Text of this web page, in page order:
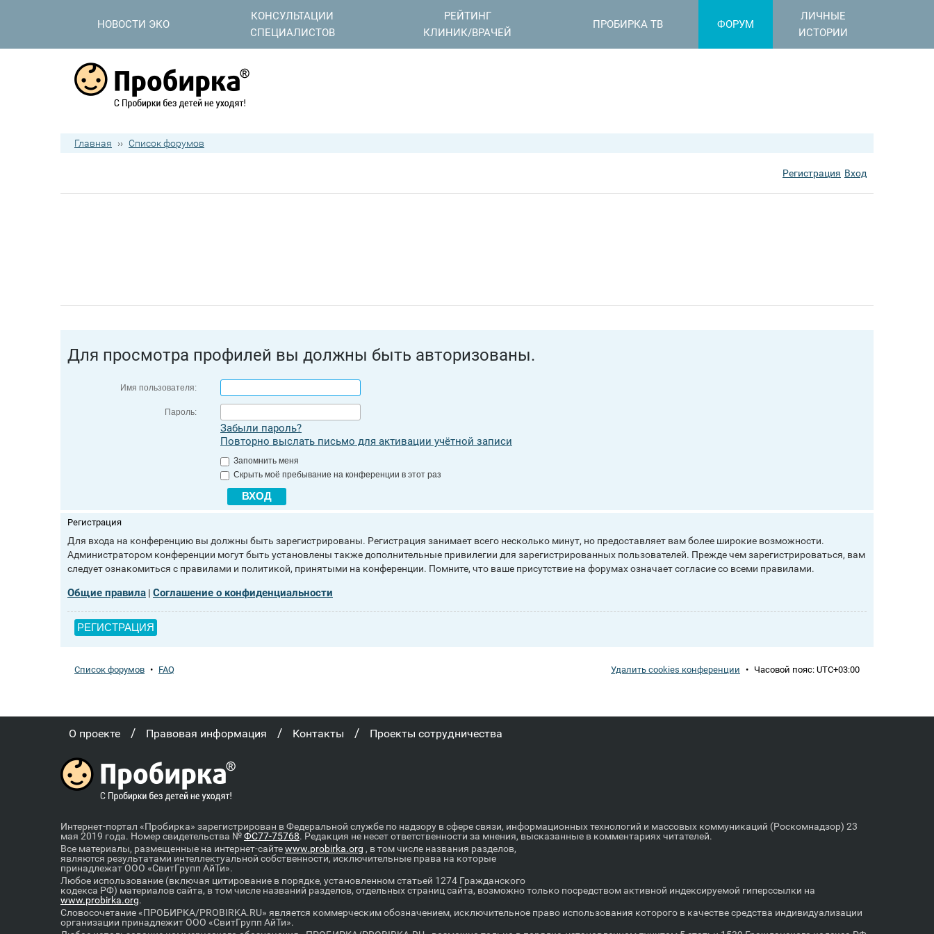
НОВОСТИ ЭКО
КОНСУЛЬТАЦИИ
СПЕЦИАЛИСТОВ
РЕЙТИНГ
КЛИНИК/ВРАЧЕЙ
ПРОБИРКА ТВ ФОРУМ
ЛИЧНЫЕ
ИСТОРИИ
Главная ›› Список форумов
Регистрация Вход
Для просмотра профилей вы должны быть авторизованы.
Имя пользователя:
Пароль:
Забыли пароль?
Повторно выслать письмо для активации учётной записи
Запомнить меня
Скрыть моё пребывание на конференции в этот раз
Регистрация
Для входа на конференцию вы должны быть зарегистрированы. Регистрация занимает всего несколько минут, но предоставляет вам более широкие возможности.
Администратором конференции могут быть установлены также дополнительные привилегии для зарегистрированных пользователей. Прежде чем зарегистрироваться, вам
следует ознакомиться с правилами и политикой, принятыми на конференции. Помните, что ваше присутствие на форумах означает согласие со всеми правилами.
Общие правила | Соглашение о конфиденциальности
РЕГИСТРАЦИЯ
Список форумов • FAQ Удалить cookies конференции • Часовой пояс: UTC+03:00
О проекте / Правовая информация / Контакты / Проекты сотрудничества
Интернет-портал «Пробирка» зарегистрирован в Федеральной службе по надзору в сфере связи, информационных технологий и массовых коммуникаций (Роскомнадзор) 23
мая 2019 года. Номер свидетельства №ФС77-75768. Редакция не несет ответственности за мнения, высказанные в комментариях читателей.
Все материалы, размещенные на интернет-сайтеwww.probirka.org , в том числе названия разделов,
являются результатами интеллектуальной собственности, исключительные права на которые
принадлежат ООО «СвитГрупп АйТи».
Любое использование (включая цитирование в порядке, установленном статьей 1274 Гражданского
кодекса РФ) материалов сайта, в том числе названий разделов, отдельных страниц сайта, возможно только посредством активной индексируемой гиперссылки на
www.probirka.org.
Словосочетание «ПРОБИРКА/PROBIRKA.RU» является коммерческим обозначением, исключительное право использования которого в качестве средства индивидуализации
организации принадлежит ООО «СвитГрупп АйТи».